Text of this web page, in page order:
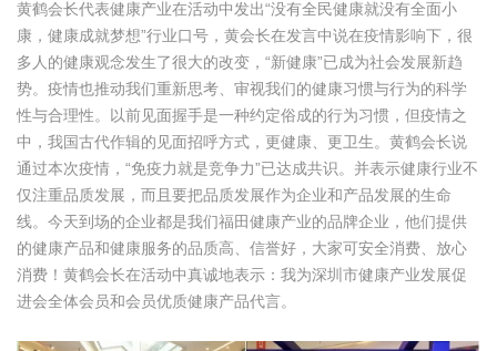
黄鹤会长代表健康产业在活动中发出“没有全民健康就没有全面小
康，健康成就梦想”行业口号，黄会长在发言中说在疫情影响下，很
多人的健康观念发生了很大的改变，“新健康”已成为社会发展新趋
势。疫情也推动我们重新思考、审视我们的健康习惯与行为的科学
性与合理性。以前见面握手是一种约定俗成的行为习惯，但疫情之
中，我国古代作辑的见面招呼方式，更健康、更卫生。黄鹤会长说
通过本次疫情，“免疫力就是竞争力”已达成共识。并表示健康行业不
仅注重品质发展，而且要把品质发展作为企业和产品发展的生命
线。今天到场的企业都是我们福田健康产业的品牌企业，他们提供
的健康产品和健康服务的品质高、信誉好，大家可安全消费、放心
消费！黄鹤会长在活动中真诚地表示：我为深圳市健康产业发展促
进会全体会员和会员优质健康产品代言。